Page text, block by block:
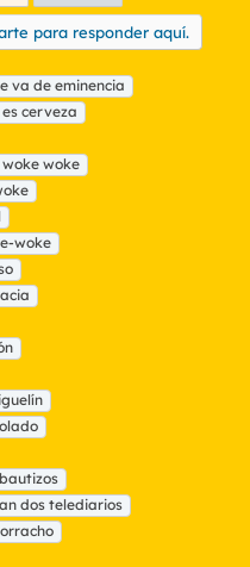
para responder aquí.
va de eminencia
cerveza
woke
woke
dos telediarios